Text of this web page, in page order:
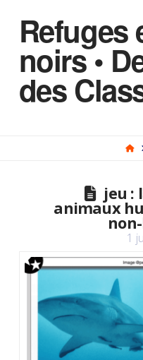
Refuges
noirs •
des
jeu :
animaux
1